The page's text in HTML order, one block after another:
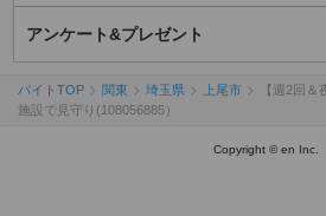
アンケート&プレゼント
バイトTOP 関東 埼玉県 上尾市
【週2回
施設で見守り(108056885）
Copyright © en Inc.